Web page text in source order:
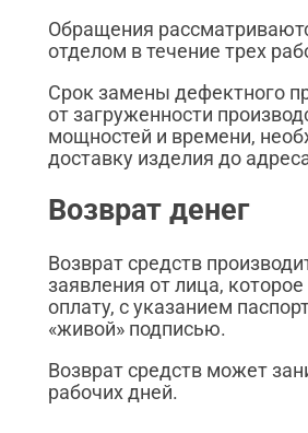
Обращения
отделом в течение трех
Срок замены дефектного
от загруженности
мощностей и времени,
доставку изделия до
Возврат денег
Возврат средств
заявления от лица,
оплату, с указанием
«живой» подписью.
Возврат средств может
рабочих дней.